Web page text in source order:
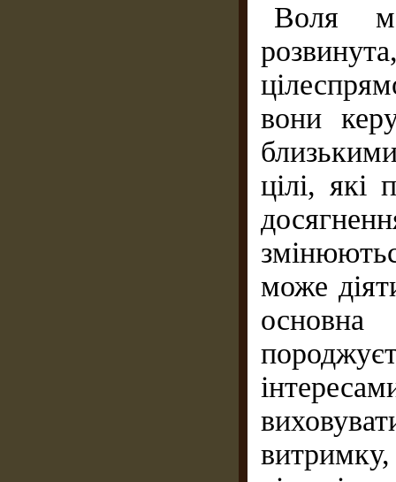
Воля
вони
цілі, які
може